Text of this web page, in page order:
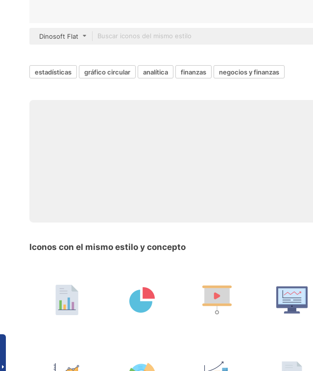
Dinosoft Flat
estadísticas gráfico circular analítica finanzas negocios y finanzas
Iconos con el mismo estilo y concepto